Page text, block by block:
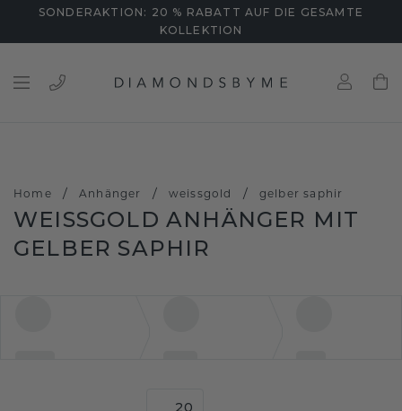
SONDERAKTION: 20 % RABATT AUF DIE GESAMTE
KOLLEKTION
Home / Anhänger / weissgold / gelber saphir
WEISSGOLD ANHÄNGER MIT G
ELBER SAPHIR
20